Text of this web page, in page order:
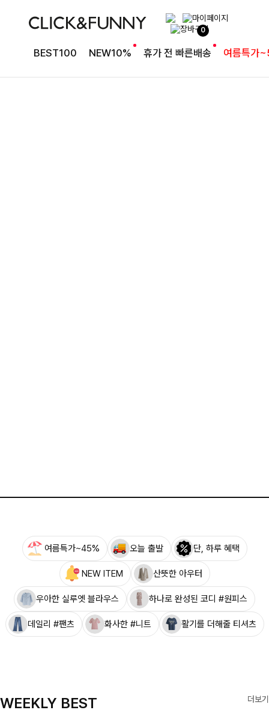
0
BEST100 NEW10% 휴가 전 빠른배송 여름특가
슬림한 실루엣 카라 니트
더리골지 카라니트
여름특가~45% 오늘 출발 단, 하루 혜택
NEW ITEM 산뜻한 아우터
우아한 실루엣 블라우스 하나로 완성된 코디 #원피스
데일리 #팬츠 화사한 #니트 활기를 더해줄 티셔츠
WEEKLY BEST 더보기